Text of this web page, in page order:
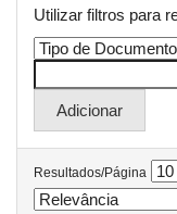
Utilizar filtros para
Resultados/Página